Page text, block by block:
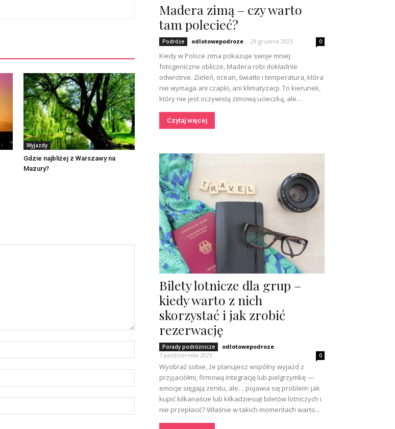
Wyjazdy
Gdzie najbliżej z Warszawy na
Mazury?
Madera zimą – czy warto
tam polecieć?
Podróże odlotowepodroze - 29 grudnia 2025 0
Kiedy w Polsce zima pokazuje swoje mniej
fotogeniczne oblicze, Madera robi dokładnie
odwrotnie. Zieleń, ocean, światło i temperatura, która
nie wymaga ani czapki, ani klimatyzacji. To kierunek,
który nie jest oczywistą zimową ucieczką, ale...
Czytaj więcej
Bilety lotnicze dla grup –
kiedy warto z nich
skorzystać i jak zrobić
rezerwację
Porady podróżnicze odlotowepodroze -
7 października 2025
0
Wyobraź sobie, że planujesz wspólny wyjazd z
przyjaciółmi, firmową integrację lub pielgrzymkę —
emocje sięgają zenitu, ale… pojawia się problem: jak
kupić kilkanaście lub kilkadziesiąt biletów lotniczych i
nie przepłacić? Właśnie w takich momentach warto...